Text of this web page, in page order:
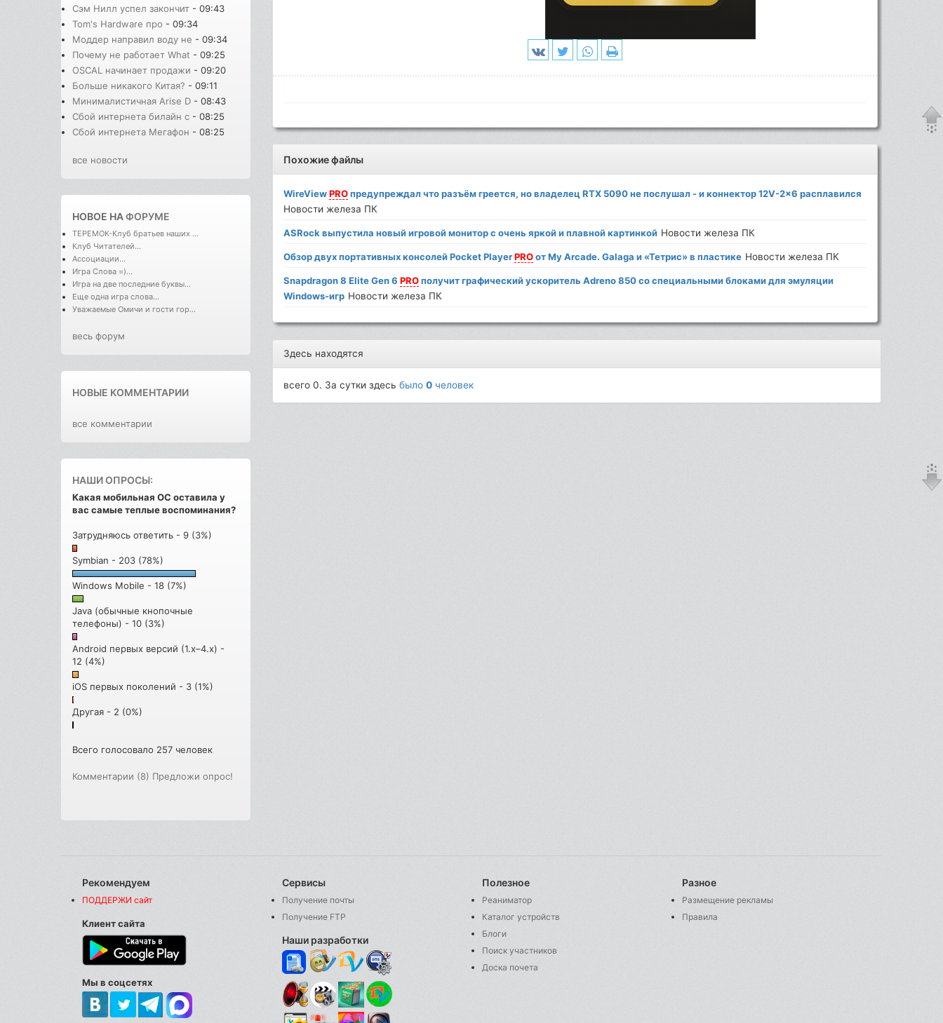
Сэм Нилл успел закончит - 09:43
Tom's Hardware про - 09:34
Моддер направил воду не - 09:34
Почему не работает What - 09:25
OSCAL начинает продажи - 09:20
Больше никакого Китая? - 09:11
Минималистичная Arise D - 08:43
Сбой интернета билайн с - 08:25
Сбой интернета Мегафон - 08:25
все новости
НОВОЕ НАФОРУМЕ
ТЕРЕМОК-Клуб братьев наших ...
Клуб Читателей...
Ассоциации...
Игра Слова =)...
Игра на две последние буквы...
Еще одна игра слова...
Уважаемые Омичи и гости гор...
весь форум
НОВЫЕ КОММЕНТАРИИ
все комментарии
НАШИ ОПРОСЫ:
Какая мобильная ОС оставила у
вас самые теплые воспоминания?
Затрудняюсь ответить - 9 (3%)
Symbian - 203 (78%)
Windows Mobile - 18 (7%)
Java (обычные кнопочные
телефоны) - 10 (3%)
Android первых версий (1.x–4.x) -
12 (4%)
iOS первых поколений - 3 (1%)
Другая - 2 (0%)
Всего голосовало 257 человек
Комментарии (8) Предложи опрос!
Похожие файлы
WireViewPROпредупреждал что разъём греется, но владелец RTX 5090 не послушал - и коннектор 12V-2x6 расплавился
Новости железа ПК
ASRock выпустила новый игровой монитор с очень яркой и плавной картинкой Новости железа ПК
Обзор двух портативных консолей Pocket PlayerPROот My Arcade. Galaga и «Тетрис» в пластике Новости железа ПК
Snapdragon 8 Elite Gen 6PROполучит графический ускоритель Adreno 850 со специальными блоками для эмуляции
Windows-игр Новости железа ПК
Здесь находятся
всего 0. За сутки здесьбыло0 человек
Рекомендуем
ПОДДЕРЖИ сайт
Клиент сайта
Мы в соцсетях
Сервисы
Получение почты
Получение FTP
Наши разработки
Полезное
Реаниматор
Каталог устройств
Блоги
Поиск участников
Доска почета
Разное
Размещение рекламы
Правила